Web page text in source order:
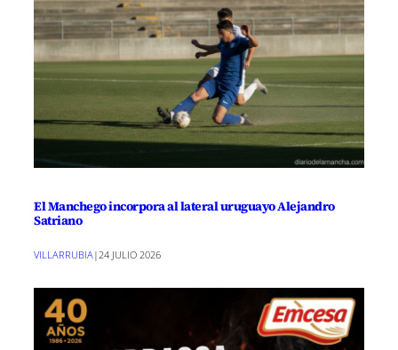
El Manchego incorpora al lateral uruguayo Alejandro
Satriano
VILLARRUBIA|24 JULIO 2026